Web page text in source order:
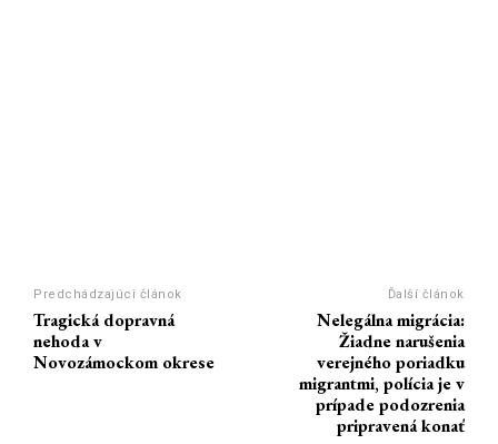
Predchádzajúci článok
Tragická dopravná
nehoda v
Novozámockom okrese
Ďalší článok
Nelegálna migrácia:
Žiadne narušenia
verejného poriadku
migrantmi, polícia je v
prípade podozrenia
pripravená konať